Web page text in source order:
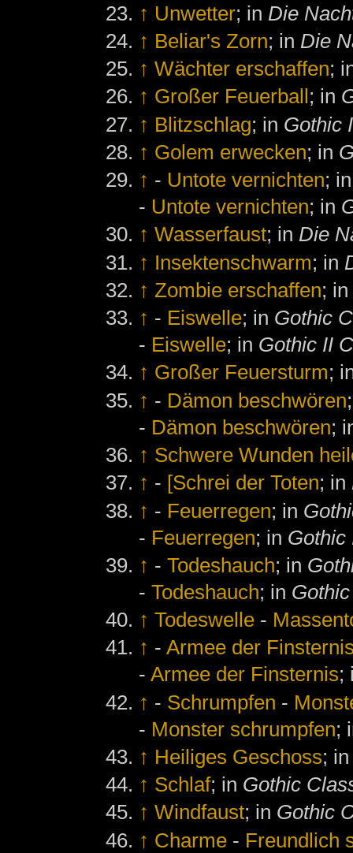
↑ Unwetter; in Die
↑ Beliar's Zorn; in Die
↑ Wächter erschaffen;
↑ Großer Feuerball; in
↑ Blitzschlag; in Gothic
↑ Golem erwecken; in
↑ - Untote vernichten;
- Untote vernichten; in
↑ Wasserfaust; in Die
↑ Insektenschwarm; in
↑ Zombie erschaffen;
↑ - Eiswelle; in Gothic
- Eiswelle; in Gothic II
↑ Großer Feuersturm;
↑ - Dämon beschwören
- Dämon beschwören;
↑ Schwere Wunden
↑ - [Schrei der Toten; in
↑ - Feuerregen; in
- Feuerregen; in Gothic
↑ -Todeshauch; in
-Todeshauch; in
↑ Todeswelle -
↑ -Armee der
-Armee der Finsternis;
↑ - Schrumpfen -
- Monster schrumpfen;
↑ Heiliges Geschoss;
↑ Schlaf; in Gothic
↑ Windfaust; in Gothic
↑ Charme - Freundlich